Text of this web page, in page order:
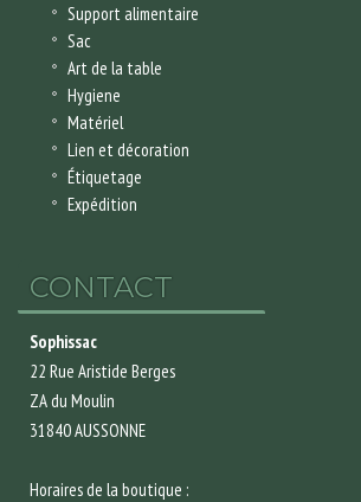
Support alimentaire
Sac
Art de la table
Hygiene
Matériel
Lien et décoration
Étiquetage
Expédition
CONTACT
Sophissac
22 Rue Aristide Berges
ZA du Moulin
31840 AUSSONNE
Horaires de la boutique :